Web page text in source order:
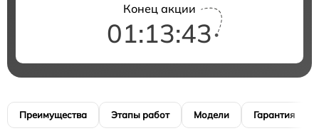
Конец акции
01:13:42
Преимущества Этапы работ Модели Гарантия